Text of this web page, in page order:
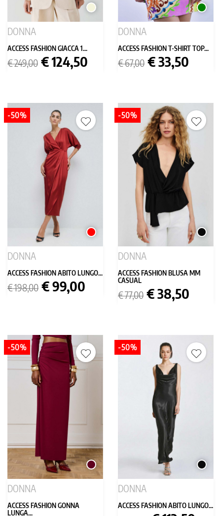
BEIGE
DONNA
ACCESS FASHION GIACCA 1...
Prezzo
base
€ 249,00 Prezzo
€ 124,50
VERDE
DONNA
ACCESS FASHION T-SHIRT TOP...
Prezzo
base
€ 67,00 Prezzo
€ 33,50
ROSSO
DONNA
ACCESS FASHION ABITO LUNGO...
Prezzo
base
€ 198,00 Prezzo
€ 99,00
-50%
NERO
DONNA
ACCESS FASHION BLUSA MM
CASUAL
Prezzo
base
€ 77,00 Prezzo
€ 38,50
-50%
BORDEAUX
DONNA
ACCESS FASHION GONNA
LUNGA...
-50%
NERO
DONNA
ACCESS FASHION ABITO LUNGO...
-50%